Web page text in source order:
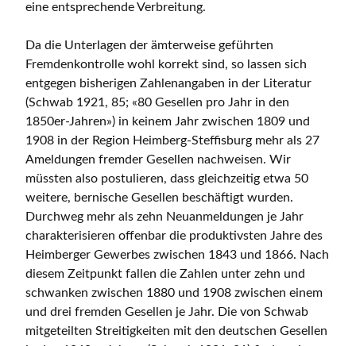
eine entsprechende Verbreitung.
Da die Unterlagen der ämterweise geführten
Fremdenkontrolle wohl korrekt sind, so lassen sich
entgegen bisherigen Zahlenangaben in der Literatur
(Schwab 1921, 85; «80 Gesellen pro Jahr in den
1850er-Jahren») in keinem Jahr zwischen 1809 und
1908 in der Region Heimberg-Steffisburg mehr als 27
Ameldungen fremder Gesellen nachweisen. Wir
müssten also postulieren, dass gleichzeitig etwa 50
weitere, bernische Gesellen beschäftigt wurden.
Durchweg mehr als zehn Neuanmeldungen je Jahr
charakterisieren offenbar die produktivsten Jahre des
Heimberger Gewerbes zwischen 1843 und 1866. Nach
diesem Zeitpunkt fallen die Zahlen unter zehn und
schwanken zwischen 1880 und 1908 zwischen einem
und drei fremden Gesellen je Jahr. Die von Schwab
mitgeteilten Streitigkeiten mit den deutschen Gesellen